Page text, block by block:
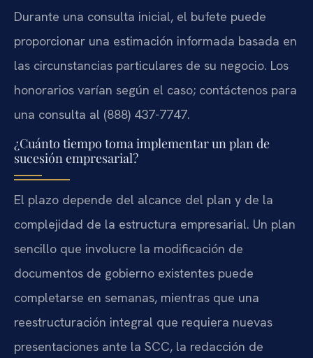
Durante una consulta inicial, el bufete puede
proporcionar una estimación informada basada en
las circunstancias particulares de su negocio. Los
honorarios varían según el caso; contáctenos para
una consulta al (888) 437-7747.
¿Cuánto tiempo toma implementar un plan de
sucesión empresarial?
El plazo depende del alcance del plan y de la
complejidad de la estructura empresarial. Un plan
sencillo que involucre la modificación de
documentos de gobierno existentes puede
completarse en semanas, mientras que una
reestructuración integral que requiera nuevas
presentaciones ante la SCC, la redacción de